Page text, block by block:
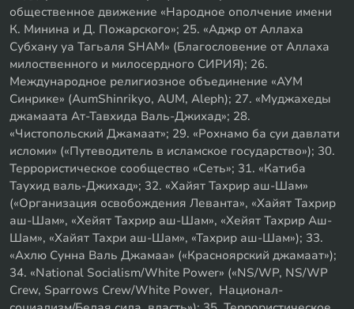
общественное движение «Народное ополчение имени
К. Минина и Д. Пожарского»; 25. «Аджр от Аллаха
Субхану уа Тагьаля SHAM» (Благословение от Аллаха
милоственного и милосердного СИРИЯ); 26.
Международное религиозное объединение «АУМ
Синрике» (AumShinrikyo, AUM, Aleph); 27. «Муджахеды
джамаата Ат-Тавхида Валь-Джихад»; 28.
«Чистопольский Джамаат»; 29. «Рохнамо ба суи давлати
исломи» («Путеводитель в исламское государство»); 30.
Террористическое сообщество «Сеть»; 31. «Катиба
Таухид валь-Джихад»; 32. «Хайят Тахрир аш-Шам»
(«Организация освобождения Леванта», «Хайят Тахрир
аш-Шам», «Хейят Тахрир аш-Шам», «Хейят Тахрир Аш-
Шам», «Хайят Тахри аш-Шам», «Тахрир аш-Шам»); 33.
«Ахлю Сунна Валь Джамаа» («Красноярский джамаат»);
34. «National Socialism/White Power» («NS/WP, NS/WP
Crew, Sparrows Crew/White Power, Национал-